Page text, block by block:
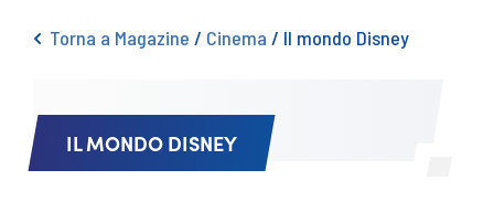
Torna a Magazine / Cinema / Il mondo Disney
IL MONDO DISNEY